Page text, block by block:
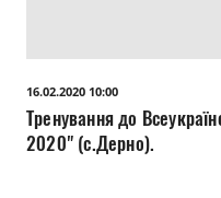
16.02.2020 10:00
Тренування до
2020" (с.Дерно).